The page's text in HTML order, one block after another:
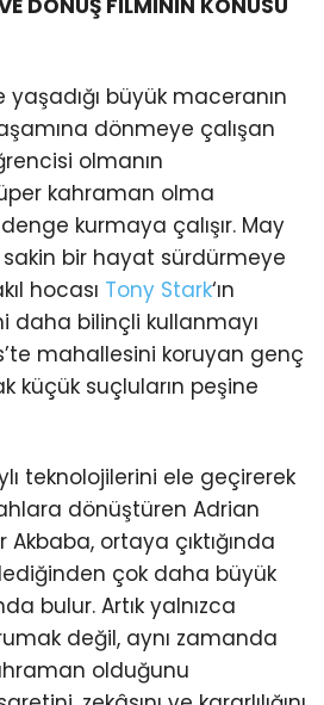
DÖNÜŞ FİLMİNİN KONUSU
büyük maceranın
dönmeye çalışan
olmanın
kahraman olma
kurmaya çalışır. May
sakin bir hayat sürdürmeye
hocası Tony Stark‘ın
daha bilinçli kullanmayı
mahallesini koruyan genç
küçük suçluların peşine
teknolojilerini ele geçirerek
dönüştüren Adrian
ortaya çıktığında
çok daha büyük
bulur. Artık yalnızca
değil, aynı zamanda
olduğunu